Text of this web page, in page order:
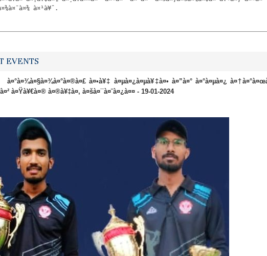
à¤¹à¥ˆ.
EVENTS
à¤•à¥‡ à¤µà¤¿à¤µà¥‡à¤• à¤”à¤° à¤°à¤µà¤¿
à¤Ÿà¥€à¤® à¤®à¥‡à¤‚ à¤šà¤¯à¤¨à¤¿à¤¤ - 19-01-2024